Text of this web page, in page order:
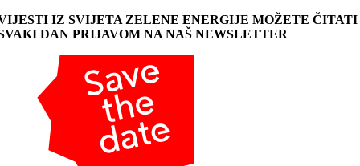
IZ SVIJETA ZELENE ENERGIJE MOŽETE ČITATI
DAN PRIJAVOM NA NAŠ NEWSLETTER